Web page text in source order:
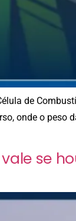
de
onde o peso
se